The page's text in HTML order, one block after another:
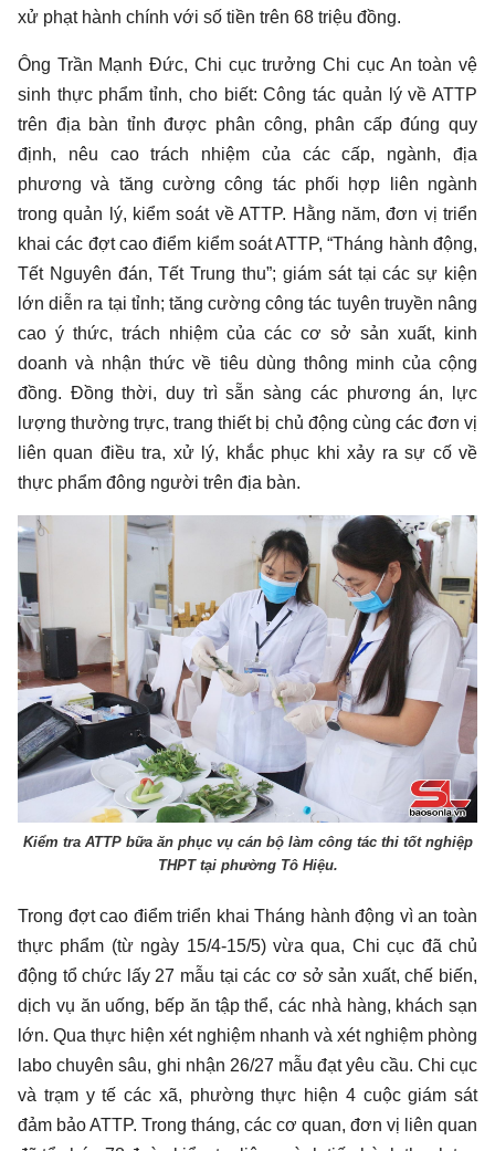
xử phạt hành chính với số tiền trên 68 triệu đồng.
Ông Trần Mạnh Đức, Chi cục trưởng Chi cục An toàn vệ
sinh thực phẩm tỉnh, cho biết: Công tác quản lý về ATTP
trên địa bàn tỉnh được phân công, phân cấp đúng quy
định, nêu cao trách nhiệm của các cấp, ngành, địa
phương và tăng cường công tác phối hợp liên ngành
trong quản lý, kiểm soát về ATTP. Hằng năm, đơn vị triển
khai các đợt cao điểm kiểm soát ATTP, “Tháng hành động,
Tết Nguyên đán, Tết Trung thu”; giám sát tại các sự kiện
lớn diễn ra tại tỉnh; tăng cường công tác tuyên truyền nâng
cao ý thức, trách nhiệm của các cơ sở sản xuất, kinh
doanh và nhận thức về tiêu dùng thông minh của cộng
đồng. Đồng thời, duy trì sẵn sàng các phương án, lực
lượng thường trực, trang thiết bị chủ động cùng các đơn vị
liên quan điều tra, xử lý, khắc phục khi xảy ra sự cố về
thực phẩm đông người trên địa bàn.
Kiểm tra ATTP bữa ăn phục vụ cán bộ làm công tác thi tốt nghiệp
THPT tại phường Tô Hiệu.
Trong đợt cao điểm triển khai Tháng hành động vì an toàn
thực phẩm (từ ngày 15/4-15/5) vừa qua, Chi cục đã chủ
động tổ chức lấy 27 mẫu tại các cơ sở sản xuất, chế biến,
dịch vụ ăn uống, bếp ăn tập thể, các nhà hàng, khách sạn
lớn. Qua thực hiện xét nghiệm nhanh và xét nghiệm phòng
labo chuyên sâu, ghi nhận 26/27 mẫu đạt yêu cầu. Chi cục
và trạm y tế các xã, phường thực hiện 4 cuộc giám sát
đảm bảo ATTP. Trong tháng, các cơ quan, đơn vị liên quan